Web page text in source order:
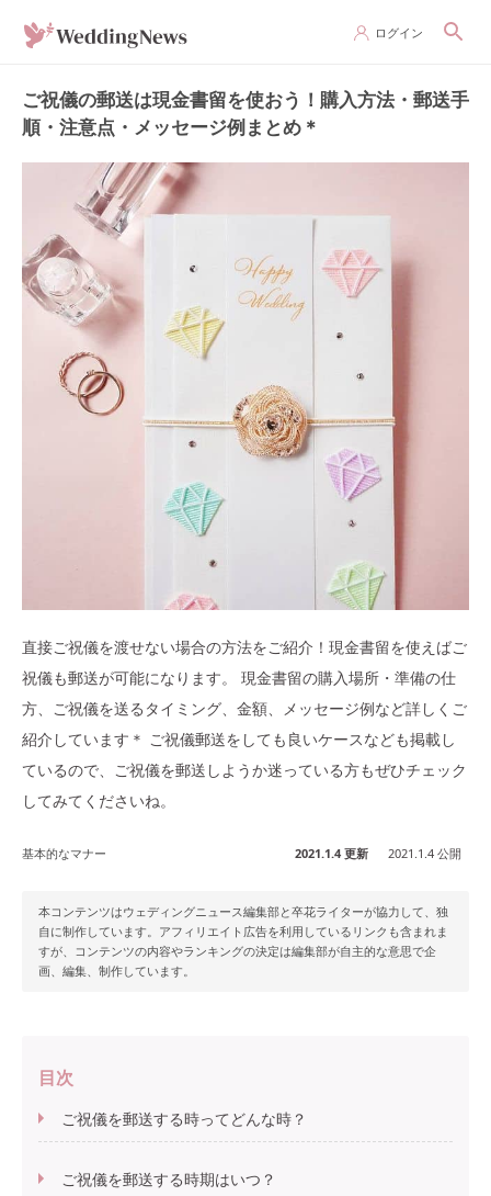
ログイン
ご祝儀の郵送は現金書留を使おう！購入方法・郵送手
順・注意点・メッセージ例まとめ＊
直接ご祝儀を渡せない場合の方法をご紹介！現金書留を使えばご
祝儀も郵送が可能になります。 現金書留の購入場所・準備の仕
方、ご祝儀を送るタイミング、金額、メッセージ例など詳しくご
紹介しています＊ ご祝儀郵送をしても良いケースなども掲載し
ているので、ご祝儀を郵送しようか迷っている方もぜひチェック
してみてくださいね。
基本的なマナー 2021.1.4 更新 2021.1.4 公開
本コンテンツはウェディングニュース編集部と卒花ライターが協力して、独
自に制作しています。アフィリエイト広告を利用しているリンクも含まれま
すが、コンテンツの内容やランキングの決定は編集部が自主的な意思で企
画、編集、制作しています。
目次
ご祝儀を郵送する時ってどんな時？
ご祝儀を郵送する時期はいつ？